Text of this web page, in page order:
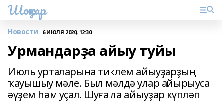
Шоңҡар
Новости 6 ИЮЛЯ 2020, 12:30
Урмандарҙа айыу туйы
Июль урталарына тиклем айыуҙарҙың
ҡауышыу мәле. Был мәлдә улар айырыуса
әүҙем һәм уҫал. Шуға ла айыуҙар күпләп